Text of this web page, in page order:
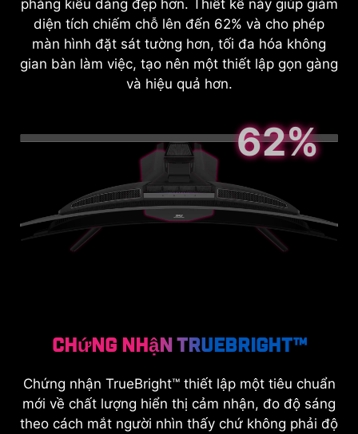
40%Màu đen sâu hơn
XEM THÊM
2.5x
Khả năng chống trầy
phẳng kiểu dáng đẹp hơn. Thiết kế này giúp giảm
diện tích chiếm chỗ lên đến 62% và cho phép
màn hình đặt sát tường hơn, tối đa hóa không
gian bàn làm việc, tạo nên một thiết lập gọn gàng
và hiệu quả hơn.
62%
Chứng nhận TrueBright™
Chứng nhận TrueBright™ thiết lập một tiêu chuẩn
mới về chất lượng hiển thị cảm nhận, đo độ sáng
theo cách mắt người nhìn thấy chứ không phải độ